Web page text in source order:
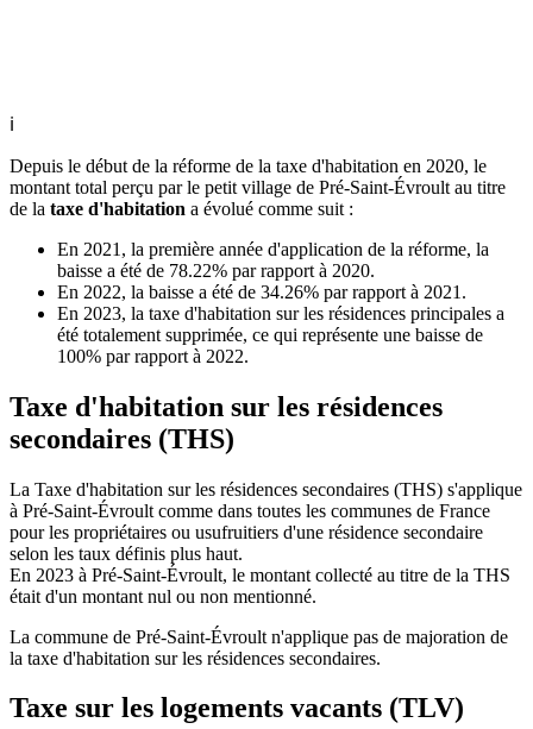
ℹ
Depuis le début de la réforme de la taxe d'habitation en 2020, le
montant total perçu par le petit village de Pré-Saint-Évroult au titre
de la taxe d'habitation a évolué comme suit :
En 2021, la première année d'application de la réforme, la
baisse a été de 78.22% par rapport à 2020.
En 2022, la baisse a été de 34.26% par rapport à 2021.
En 2023, la taxe d'habitation sur les résidences principales a
été totalement supprimée, ce qui représente une baisse de
100% par rapport à 2022.
Taxe d'habitation sur les résidences
secondaires (THS)
La Taxe d'habitation sur les résidences secondaires (THS) s'applique
à Pré-Saint-Évroult comme dans toutes les communes de France
pour les propriétaires ou usufruitiers d'une résidence secondaire
selon les taux définis plus haut.
En 2023 à Pré-Saint-Évroult, le montant collecté au titre de la THS
était d'un montant nul ou non mentionné.
La commune de Pré-Saint-Évroult n'applique pas de majoration de
la taxe d'habitation sur les résidences secondaires.
Taxe sur les logements vacants (TLV)